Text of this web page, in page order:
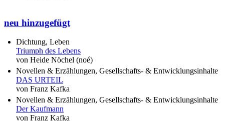
neu hinzugefügt
Dichtung, Leben
Triumph des Lebens
von Heide Nöchel (noé)
Novellen & Erzählungen, Gesellschafts- & Entwicklungsinhalte
DAS URTEIL
von Franz Kafka
Novellen & Erzählungen, Gesellschafts- & Entwicklungsinhalte
Der Kaufmann
von Franz Kafka